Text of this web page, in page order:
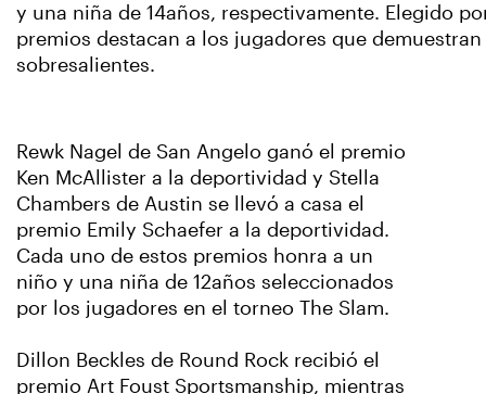
y una niña de 14años, respectivamente. Elegido
premios destacan a los jugadores que
sobresalientes.
Rewk Nagel de San Angelo ganó el premio
Ken McAllister a la deportividad y Stella
Chambers de Austin se llevó a casa el
premio Emily Schaefer a la deportividad.
Cada uno de estos premios honra a un
niño y una niña de 12años seleccionados
por los jugadores en el torneo The Slam.
Dillon Beckles de Round Rock recibió el
premio Art Foust Sportsmanship, mientras